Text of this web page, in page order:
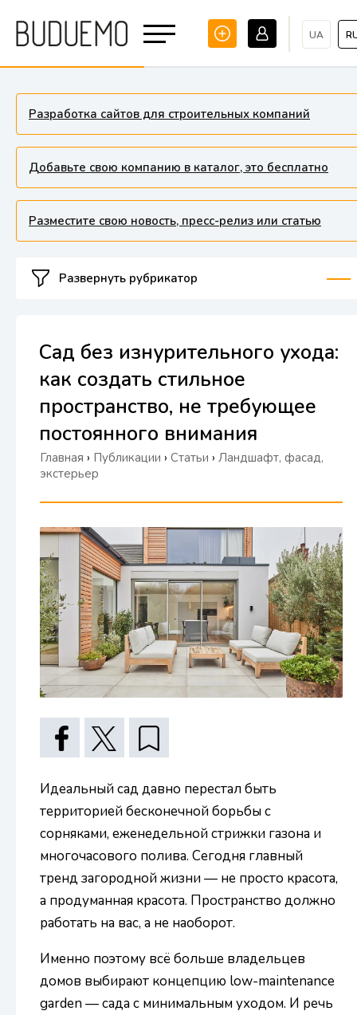
UA
Разработка сайтов для строительных компаний
Добавьте свою компанию в каталог, это бесплатно
Разместите свою новость, пресс-релиз или статью
Развернуть рубрикатор
Сад без изнурительного ухода:
как создать стильное
пространство, не требующее
постоянного внимания
Главная › Публикации › Статьи › Ландшафт, фасад,
экстерьер
Идеальный сад давно перестал быть
территорией бесконечной борьбы с
сорняками, еженедельной стрижки газона и
многочасового полива. Сегодня главный
тренд загородной жизни — не просто красота,
а продуманная красота. Пространство должно
работать на вас, а не наоборот.
Именно поэтому всё больше владельцев
домов выбирают концепцию low-maintenance
garden — сада с минимальным уходом. И речь